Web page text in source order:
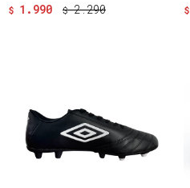
$ 1.990 $ 2.290 $